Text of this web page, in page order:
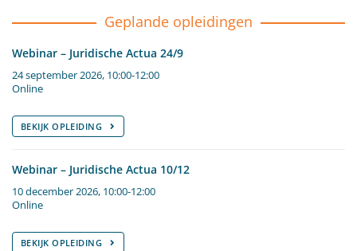
Geplande opleidingen
Webinar – Juridische Actua 24/9
24 september 2026, 10:00-12:00
Online
BEKIJK OPLEIDING
Webinar – Juridische Actua 10/12
10 december 2026, 10:00-12:00
Online
BEKIJK OPLEIDING